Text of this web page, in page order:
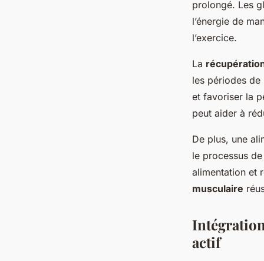
prolongé. Les
l’énergie de
l’exercice.
La
les périodes de
et favoriser la
peut aider à
De plus, une
le processus
alimentation et
musculaire
actif